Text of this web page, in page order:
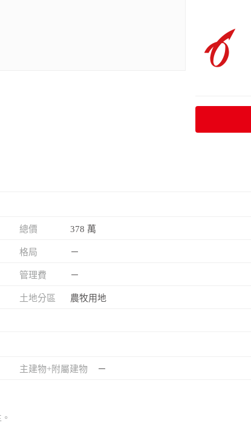
總價 378 萬
格局 －
管理費 －
土地分區 農牧用地
主建物+附屬建物 －